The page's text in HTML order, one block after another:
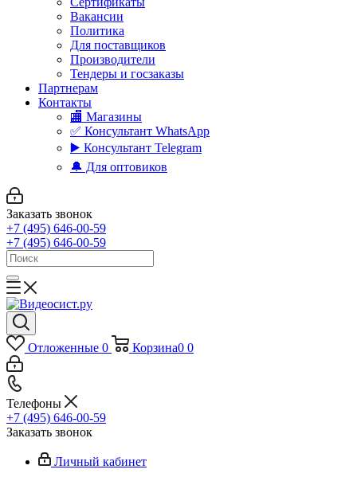
Вакансии
Политика
Для поставщиков
Производители
Тендеры и госзаказы
Партнерам
Контакты
🏬 Магазины
✅️ Консультант WhatsApp
▶️ Консультант Telegram
🔔 Для оптовиков
Заказать звонок
+7 (495) 646-00-59
+7 (495) 646-00-59
Отложенные 0 Корзина0 0
Телефоны
+7 (495) 646-00-59
Заказать звонок
Личный кабинет